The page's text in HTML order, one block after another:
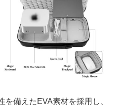
備えたEVA素材を採用し、